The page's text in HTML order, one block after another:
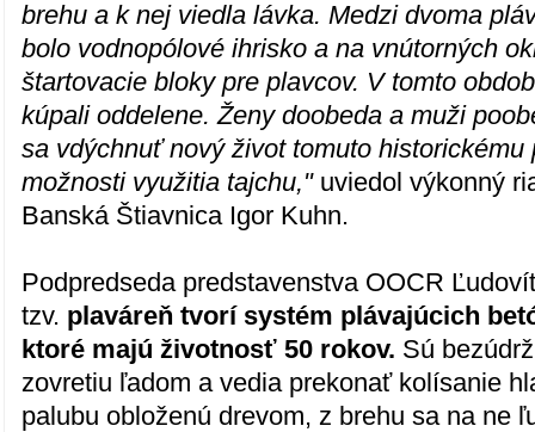
brehu a k nej viedla lávka. Medzi dvoma
bolo vodnopólové ihrisko a na vnútorných
štartovacie bloky pre plavcov. V tomto
kúpali oddelene. Ženy doobeda a muži
sa vdýchnuť nový život tomuto
možnosti využitia tajchu,"uviedol výkonný
Banská Štiavnica Igor Kuhn.
Podpredseda predstavenstva OOCR
tzv. plaváreň tvorí systém plávajúcich
ktoré majú životnosť 50 rokov. Sú
zovretiu ľadom a vedia prekonať kolísanie
palubu obloženú drevom, z brehu sa na ne